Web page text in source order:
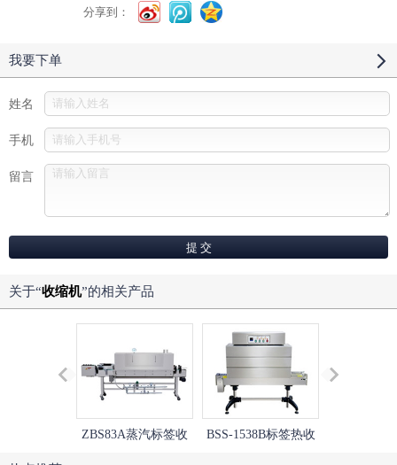
分享到：
我要下单
姓名
手机
留言
关于“收缩机”的相关产品
ZBS83A蒸汽标签收 BSS-1538B标签热收